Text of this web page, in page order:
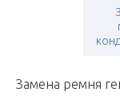
Замена ремня